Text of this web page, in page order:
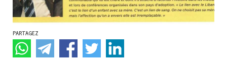
PARTAGEZ